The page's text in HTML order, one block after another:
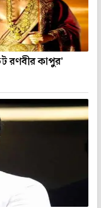
রণবীর কাপুর'